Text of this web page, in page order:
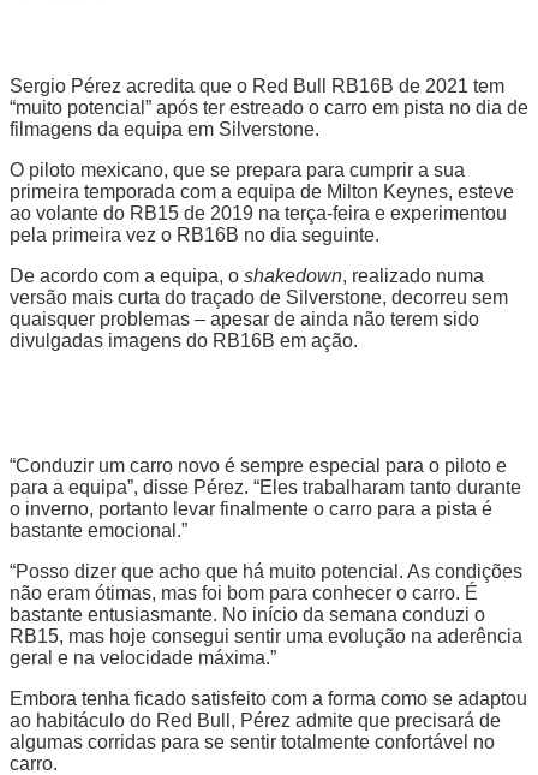
Sergio Pérez acredita que o Red Bull RB16B de 2021 tem
“muito potencial” após ter estreado o carro em pista no dia de
filmagens da equipa em Silverstone.
O piloto mexicano, que se prepara para cumprir a sua
primeira temporada com a equipa de Milton Keynes, esteve
ao volante do RB15 de 2019 na terça-feira e experimentou
pela primeira vez o RB16B no dia seguinte.
De acordo com a equipa, o shakedown, realizado numa
versão mais curta do traçado de Silverstone, decorreu sem
quaisquer problemas – apesar de ainda não terem sido
divulgadas imagens do RB16B em ação.
“Conduzir um carro novo é sempre especial para o piloto e
para a equipa”, disse Pérez. “Eles trabalharam tanto durante
o inverno, portanto levar finalmente o carro para a pista é
bastante emocional.”
“Posso dizer que acho que há muito potencial. As condições
não eram ótimas, mas foi bom para conhecer o carro. É
bastante entusiasmante. No início da semana conduzi o
RB15, mas hoje consegui sentir uma evolução na aderência
geral e na velocidade máxima.”
Embora tenha ficado satisfeito com a forma como se adaptou
ao habitáculo do Red Bull, Pérez admite que precisará de
algumas corridas para se sentir totalmente confortável no
carro.